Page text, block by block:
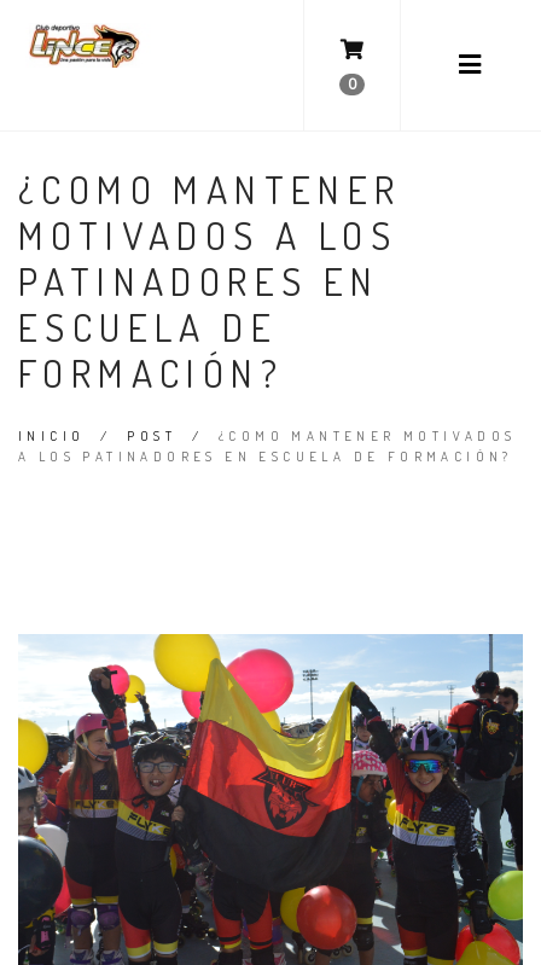
0
¿COMO MANTENER
MOTIVADOS A LOS
PATINADORES EN
ESCUELA DE
FORMACIÓN?
INICIO / POST /¿COMO MANTENER MOTIVADOS
A LOS PATINADORES EN ESCUELA DE FORMACIÓN?